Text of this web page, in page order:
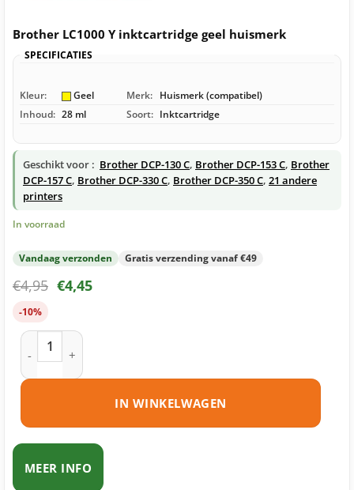
Brother LC1000 Y inktcartridge geel huismerk
SPECIFICATIES
Kleur: Geel Merk: Huismerk (compatibel)
Inhoud: 28 ml Soort: Inktcartridge
Geschikt voor : Brother DCP-130 C, Brother DCP-153 C, Brother
DCP-157 C, Brother DCP-330 C, Brother DCP-350 C, 21 andere
printers
In voorraad
Vandaag verzonden Gratis verzending vanaf €49
€4,95 €4,45
-10%
Brother LC1000 Y inktcartridge geel huismerk aantal
IN WINKELWAGEN
MEER INFO